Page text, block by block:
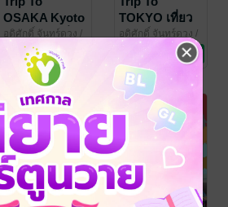
OSAKA Kyoto
& Kansai เที่ยว
โอซาก้าและ
ภูมิภาคคันไซ
อดิศักดิ์ จันทร์ดวง /
สำนักพิมพ์ฟอร์เวิร์ด
ท่องเที่ยว
No Rating
TOKYO เที่ยว
โตเกียวและ
อดิศักดิ์ จันทร์ดวง /
สำนักพิมพ์ฟอร์เวิร์ด
No Rating